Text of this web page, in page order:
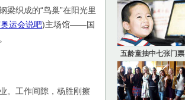
织成的“鸟巢”在阳光里
运会说吧)主场馆——国
。工作间隙，杨胜刚擦
五龄童抽中七张门票